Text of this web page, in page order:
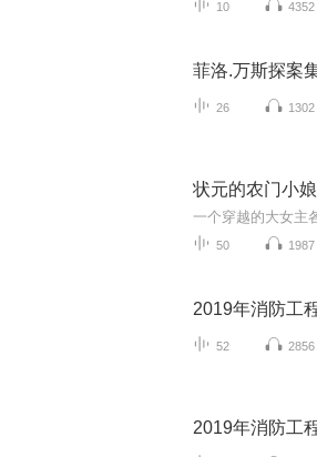
10 4352
菲洛.万斯探案
26 1302
状元的农门小
一个穿越的大女主
50 1987
2019年消防工
52 2856
2019年消防工